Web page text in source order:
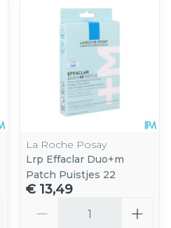
La Roche Posay
Lrp Effaclar Duo+m
Patch Puistjes 22
€ 13,49